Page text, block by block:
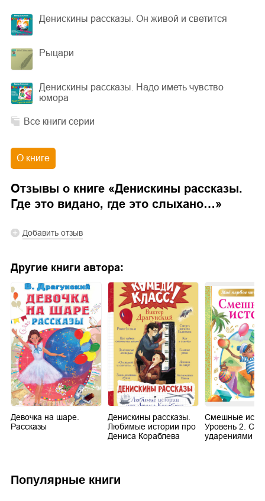
Денискины рассказы. Он живой и светится
Рыцари
Денискины рассказы. Надо иметь чувство
юмора
Все книги серии
О книге
Отзывы о книге «Денискины рассказы.
Где это видано, где это слыхано…»
Добавить отзыв
Другие книги автора:
Девочка на шаре.
Рассказы
Денискины рассказы.
Любимые истории про
Дениса Кораблева
Смешные
Уровень 2.
ударениями
Популярные книги